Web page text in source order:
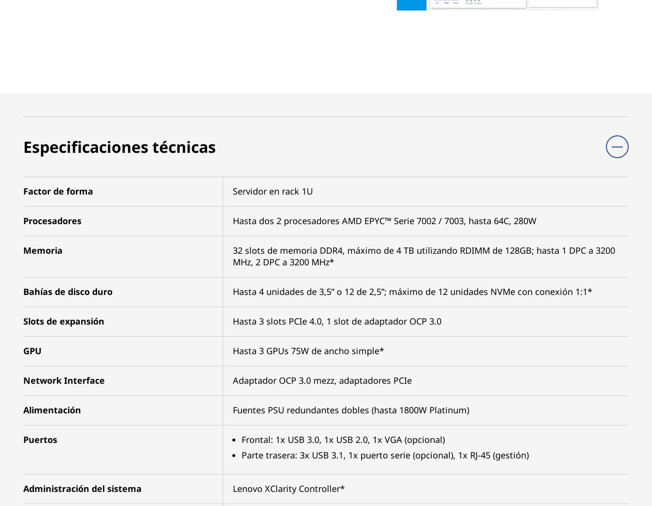
Especificaciones técnicas
Factor de forma Servidor en rack 1U
Procesadores Hasta dos 2 procesadores AMD EPYC™ Serie 7002 / 7003, hasta 64C, 280W
Memoria
32 slots de memoria DDR4, máximo de 4 TB utilizando RDIMM de 128GB; hasta 1 DPC a 3200
MHz, 2 DPC a 3200 MHz*
Bahías de disco duro Hasta 4 unidades de 3,5” o 12 de 2,5”; máximo de 12 unidades NVMe con conexión 1:1*
Slots de expansión Hasta 3 slots PCIe 4.0, 1 slot de adaptador OCP 3.0
GPU Hasta 3 GPUs 75W de ancho simple*
Network Interface Adaptador OCP 3.0 mezz, adaptadores PCIe
Alimentación Fuentes PSU redundantes dobles (hasta 1800W Platinum)
Puertos
Frontal: 1x USB 3.0, 1x USB 2.0, 1x VGA (opcional)
Parte trasera: 3x USB 3.1, 1x puerto serie (opcional), 1x RJ-45 (gestión)
Administración del sistema Lenovo XClarity Controller*